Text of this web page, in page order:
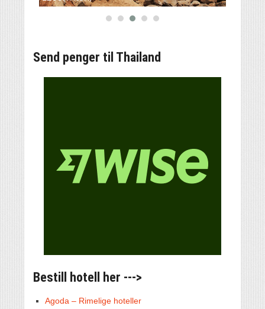
Send penger til Thailand
Bestill hotell her --->
Agoda – Rimelige hoteller